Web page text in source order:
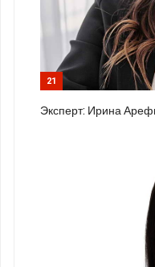
21
Эксперт: Ирина